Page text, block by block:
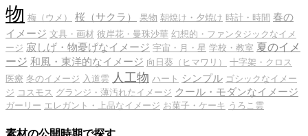
物 梅（ウメ） 桜（サクラ） 果物 朝焼け・夕焼け 時計・時間 春の
イメージ 文具・画材 彼岸花・曼珠沙華 幻想的・ファンタジックなイメ
ージ 寂しげ・物憂げなイメージ 宇宙・月・星 学校・教室 夏のイメ
ージ 和風・東洋的なイメージ 向日葵（ヒマワリ）
十字架・クロス
医療 冬のイメージ 入道雲 人工物 ハート シンプル ゴシックなイメー
ジ コスモス グランジ・薄汚れたイメージ クール・モダンなイメージ
ガーリー エレガント・上品なイメージ お菓子・ケーキ うろこ雲
素材の公開時期で探す